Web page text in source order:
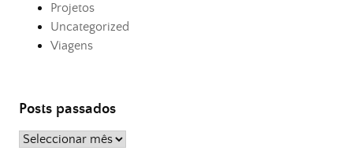
Projetos
Uncategorized
Viagens
Posts passados
Posts